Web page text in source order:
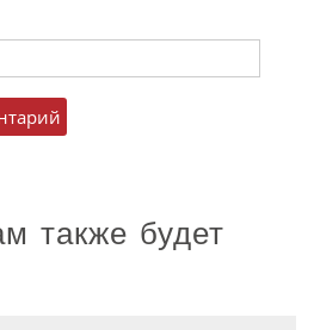
также будет